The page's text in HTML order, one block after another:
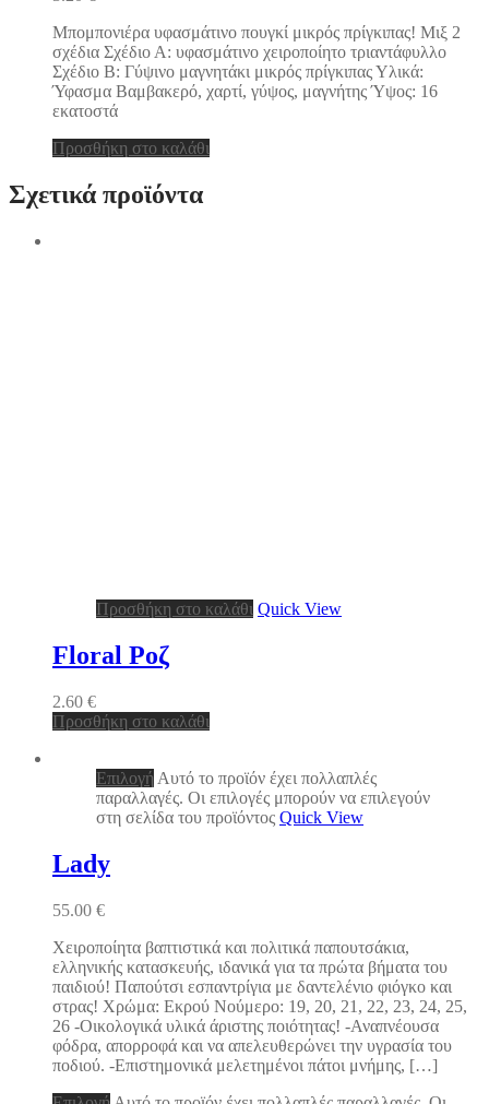
Μπομπονιέρα υφασμάτινο πουγκί μικρός πρίγκιπας! Μιξ 2
σχέδια Σχέδιο Α: υφασμάτινο χειροποίητο τριαντάφυλλο
Σχέδιο Β: Γύψινο μαγνητάκι μικρός πρίγκιπας Υλικά:
Ύφασμα Βαμβακερό, χαρτί, γύψος, μαγνήτης Ύψος: 16
εκατοστά
Προσθήκη στο καλάθι
Σχετικά προϊόντα
Προσθήκη στο καλάθι Quick View
Floral Ροζ
2.60 €
Προσθήκη στο καλάθι
Επιλογή Αυτό το προϊόν έχει πολλαπλές
παραλλαγές. Οι επιλογές μπορούν να επιλεγούν
στη σελίδα του προϊόντος Quick View
Lady
55.00 €
Χειροποίητα βαπτιστικά και πολιτικά παπουτσάκια,
ελληνικής κατασκευής, ιδανικά για τα πρώτα βήματα του
παιδιού! Παπούτσι εσπαντρίγια με δαντελένιο φιόγκο και
στρας! Χρώμα: Εκρού Νούμερο: 19, 20, 21, 22, 23, 24, 25,
26 -Οικολογικά υλικά άριστης ποιότητας! -Αναπνέουσα
φόδρα, απορροφά και να απελευθερώνει την υγρασία του
ποδιού. -Επιστημονικά μελετημένοι πάτοι μνήμης, […]